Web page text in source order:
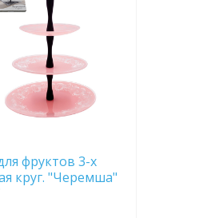
фруктов 3-х
круг. "Черемша"